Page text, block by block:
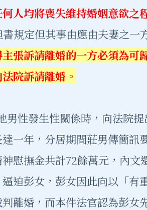
人均將喪失維持婚姻意欲之
規定但其事由應由夫妻之一
張訴請離婚的一方必須為可
院訴請離婚。
性發生性關係時，向法院提
一年，分居期間莊男傳簡訊
慰撫金共計72餘萬元，內文
迫彭女，彭女因此向以「有
離婚，而本件法官認為彭女